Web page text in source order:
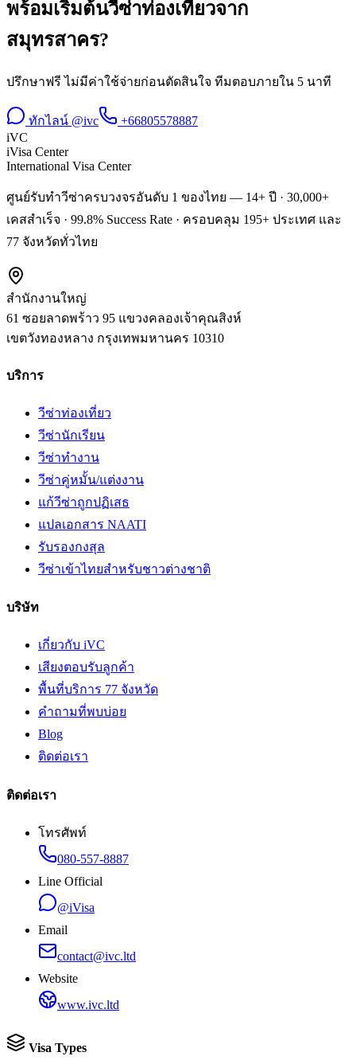
พร้อมเริ่มต้นวีซ่าท่องเที่ยวจาก
สมุทรสาคร?
ปรึกษาฟรี ไม่มีค่าใช้จ่ายก่อนตัดสินใจ ทีมตอบภายใน 5 นาที
ทักไลน์ @ivc
+66805578887
iVC
iVisa Center
International Visa Center
ศูนย์รับทำวีซ่าครบวงจรอันดับ 1 ของไทย — 14+ ปี · 30,000+
เคสสำเร็จ · 99.8% Success Rate · ครอบคลุม 195+ ประเทศ และ
77 จังหวัดทั่วไทย
สำนักงานใหญ่
61 ซอยลาดพร้าว 95 แขวงคลองเจ้าคุณสิงห์
เขตวังทองหลาง กรุงเทพมหานคร 10310
บริการ
วีซ่าท่องเที่ยว
วีซ่านักเรียน
วีซ่าทำงาน
วีซ่าคู่หมั้น/แต่งงาน
แก้วีซ่าถูกปฏิเสธ
แปลเอกสาร NAATI
รับรองกงสุล
วีซ่าเข้าไทยสำหรับชาวต่างชาติ
บริษัท
เกี่ยวกับ iVC
เสียงตอบรับลูกค้า
พื้นที่บริการ 77 จังหวัด
คำถามที่พบบ่อย
Blog
ติดต่อเรา
ติดต่อเรา
โทรศัพท์
080-557-8887
Line Official
@iVisa
Email
contact@ivc.ltd
Website
www.ivc.ltd
Visa Types